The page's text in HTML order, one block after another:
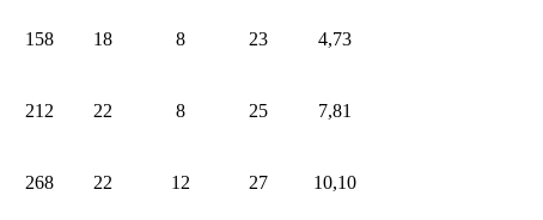
158 18 8 23 4,73
212 22 8 25 7,81
268 22 12 27 10,10